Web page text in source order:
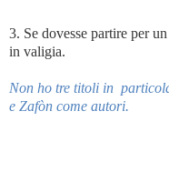
3. Se dovesse partire per
in valigia.
Non ho tre titoli in
e Zafòn come autori.